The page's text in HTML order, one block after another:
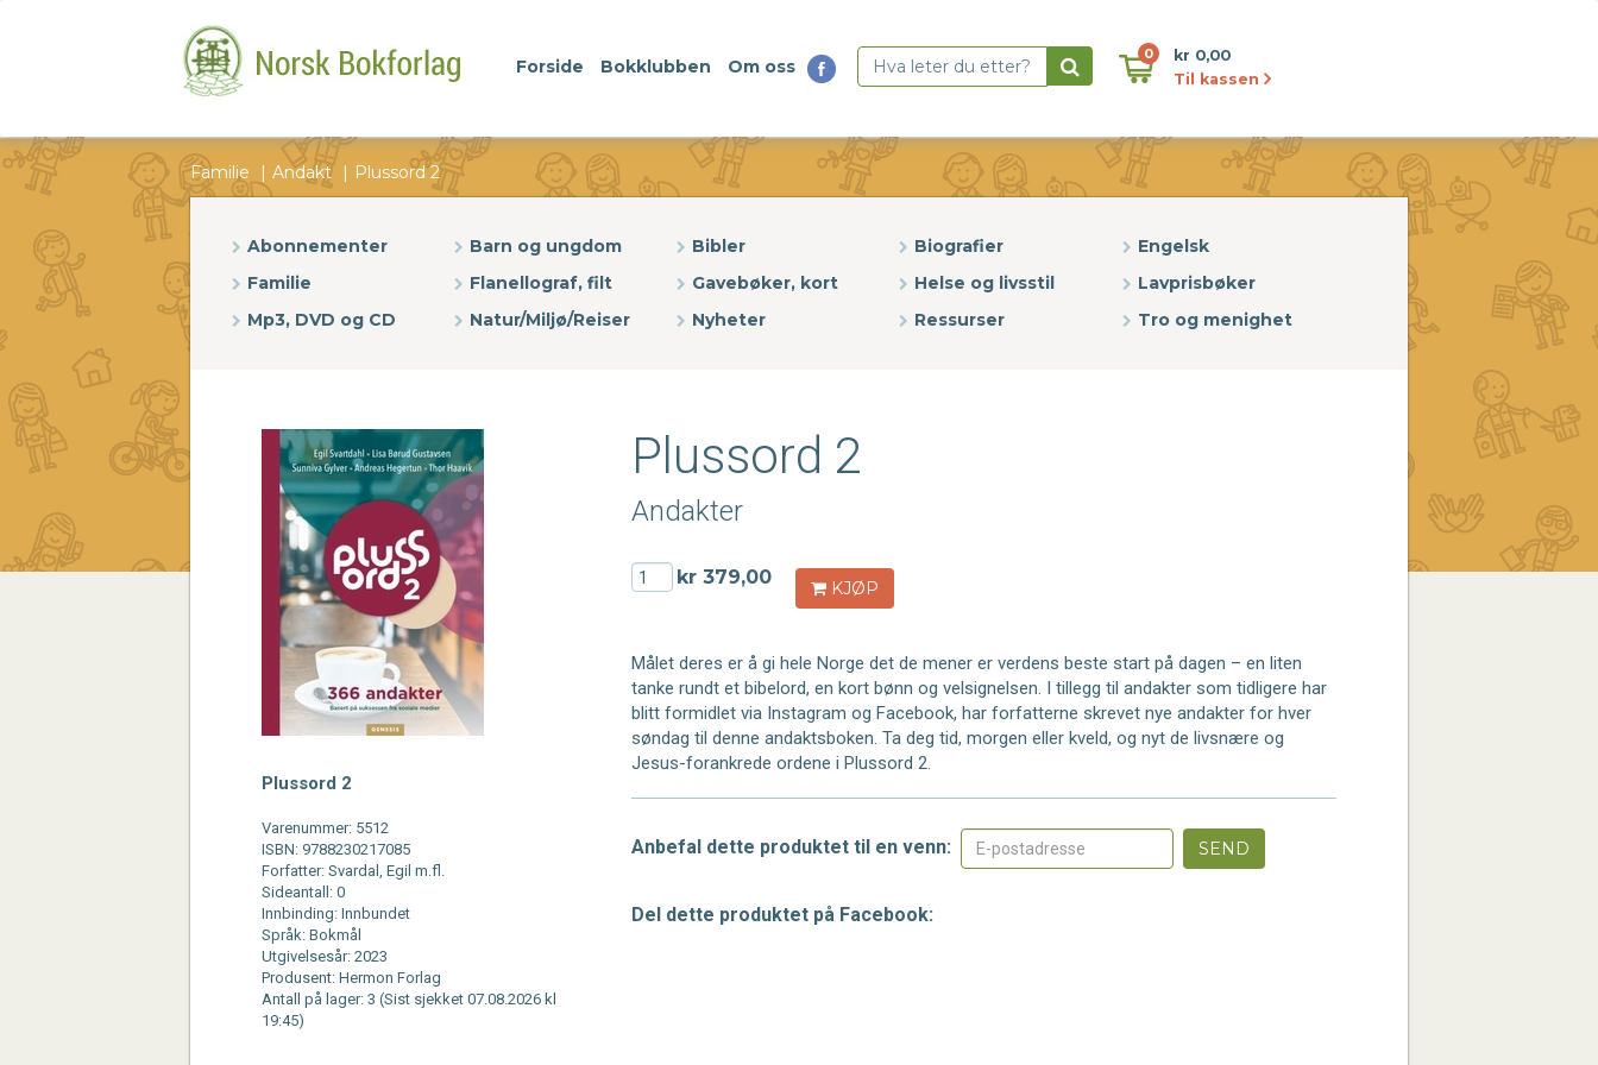
Forside Bokklubben Om oss
0
kr 0,00
Til kassen
Familie Andakt Plussord 2
Abonnementer Barn og ungdom Bibler Biografier
Engelsk
Familie
Flanellograf, filt Gavebøker, kort Helse og livsstil
Lavprisbøker
Mp3, DVD og CD
Natur/Miljø/Reiser Nyheter Ressurser Tro og menighet
Plussord 2
Varenummer: 5512
ISBN: 9788230217085
Forfatter: Svardal, Egil m.fl.
Sideantall: 0
Innbinding: Innbundet
Språk: Bokmål
Utgivelsesår: 2023
Produsent: Hermon Forlag
Antall på lager: 3 (Sist sjekket 07.08.2026 kl
19:45)
Plussord 2
Andakter
kr 379,00
KJØP
Målet deres er å gi hele Norge det de mener er verdens beste start på dagen – en liten
tanke rundt et bibelord, en kort bønn og velsignelsen. I tillegg til andakter som tidligere har
blitt formidlet via Instagram og Facebook, har forfatterne skrevet nye andakter for hver
søndag til denne andaktsboken. Ta deg tid, morgen eller kveld, og nyt de livsnære og
Jesus-forankrede ordene i Plussord 2.
Anbefal dette produktet til en venn: SEND
Del dette produktet på Facebook: